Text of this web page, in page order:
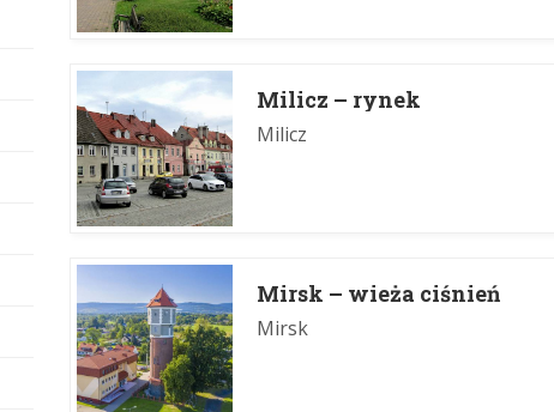
Milicz – rynek
Milicz
Mirsk – wieża ciśnień
Mirsk